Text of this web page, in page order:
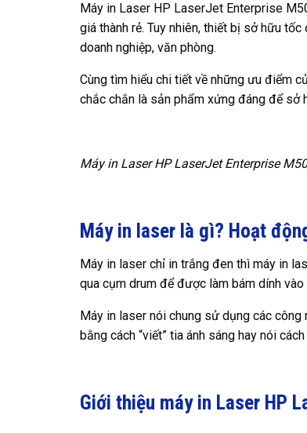
Máy in Laser HP LaserJet Enterprise
giá thành rẻ. Tuy nhiên, thiết bị sở hữu
doanh nghiệp, văn phòng.
Cùng tìm hiểu chi tiết về những ưu điểm
chắc chắn là sản phẩm xứng đáng để sở
Máy in Laser HP LaserJet Enterprise
Máy in laser là gì? Hoạt
Máy in laser chỉ in trắng đen thì máy in
qua cụm drum để được làm bám dính vào
Máy in laser nói chung sử dụng các
bằng cách “viết” tia ánh sáng hay nói
Giới thiệu máy in Laser HP